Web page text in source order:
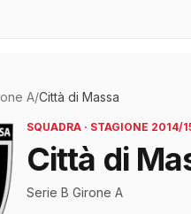
A/Città di Massa
SQUADRA · STAGIONE 2014/
Città di
Serie B Girone A